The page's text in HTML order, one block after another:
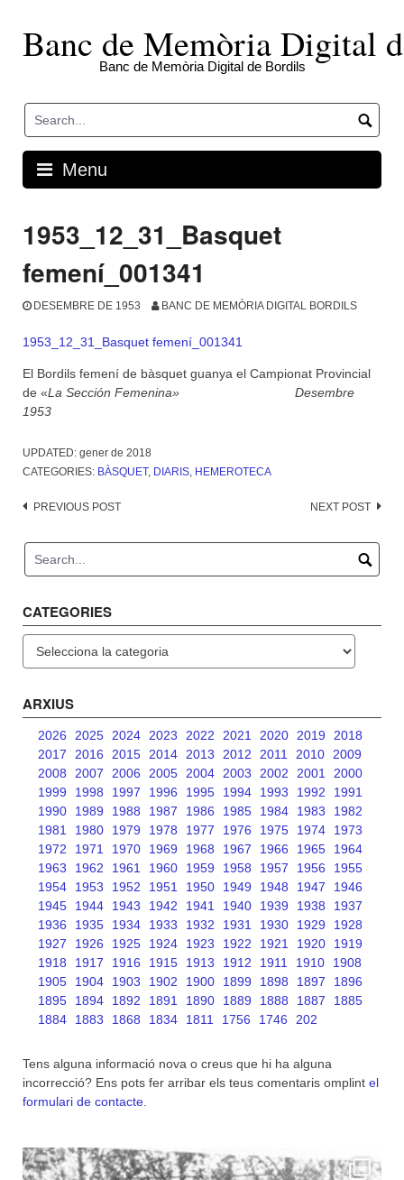
contentBanc de Memòria Digital
Banc de Memòria Digital de Bordils
Menu
1953_12_31_Basquet
femení_001341
DESEMBRE DE 1953 BANC DE MEMÒRIA DIGITAL BORDILS
1953_12_31_Basquet femení_001341
El Bordils femení de bàsquet guanya el Campionat Provincial
de «La Sección Femenina» Desembre
1953
UPDATED: gener de 2018
CATEGORIES: BÀSQUET, DIARIS, HEMEROTECA
Post
PREVIOUS POST NEXT POST
CATEGORIES
ARXIUS
2026 2025 2024 2023 2022 2021 2020 2019
2018
2017
2016 2015 2014 2013 2012 2011 2010 2009
2008
2007 2006 2005 2004 2003 2002 2001
2000
1999
1998 1997 1996 1995 1994 1993 1992
1991
1990
1989 1988 1987 1986 1985 1984 1983
1982
1981
1980 1979 1978 1977 1976 1975 1974
1973
1972
1971 1970 1969 1968 1967 1966 1965
1964
1963
1962 1961 1960 1959 1958 1957 1956
1955
1954
1953 1952 1951 1950 1949 1948 1947
1946
1945
1944 1943 1942 1941 1940 1939 1938
1937
1936
1935 1934 1933 1932 1931 1930 1929
1928
1927
1926 1925 1924 1923 1922 1921 1920
1919
1918
1917 1916 1915 1913 1912 1911 1910
1908
1905
1904 1903 1902 1900 1899 1898 1897
1896
1895
1894 1892 1891 1890 1889 1888 1887
1885
1884
1883 1868 1834 1811 1756 1746 202
Tens alguna informació nova o creus que hi ha alguna
incorrecció? Ens pots fer arribar els teus comentaris omplint el
formulari de contacte.